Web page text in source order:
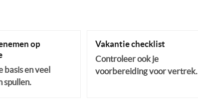
op
basis en veel
spullen.
Vakantie checklist
Controleer ook je
voorbereiding voor vertrek.